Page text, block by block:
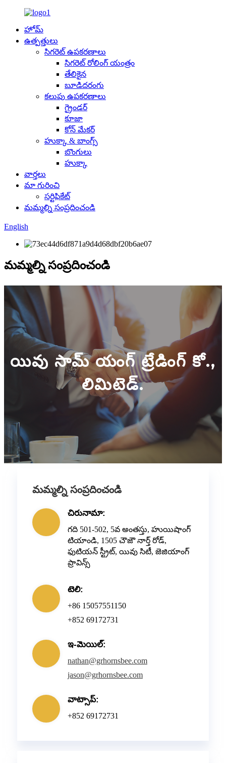
హోమ్
ఉత్పత్తులు
సిగరెట్ ఉపకరణాలు
సిగరెట్ రోలింగ్ యంత్రం
తేలికైన
బూడిదరంగు
కలుపు ఉపకరణాలు
గ్రైండర్
కూజా
కోన్ మేకర్
హుక్కా & బాంగ్స్
బొంగులు
హుక్కా
వార్తలు
మా గురించి
సర్టిఫికేట్
మమ్మల్ని సంప్రదించండి
English
మమ్మల్ని సంప్రదించండి
యివు సామ్ యంగ్ ట్రేడింగ్ కో.,
లిమిటెడ్.
మమ్మల్ని సంప్రదించండి
చిరునామా:
గది 501-502, 5వ అంతస్తు, హుయిషాంగ్
టియాండి, 1505 చౌజౌ నార్త్ రోడ్,
ఫుటియన్ స్ట్రీట్, యివు సిటీ, జెజియాంగ్
ప్రావిన్స్
టెలి:
+86 15057551150
+852 69172731
ఇ-మెయిల్:
nathan@grhornsbee.com
jason@grhornsbee.com
వాట్సాప్:
+852 69172731